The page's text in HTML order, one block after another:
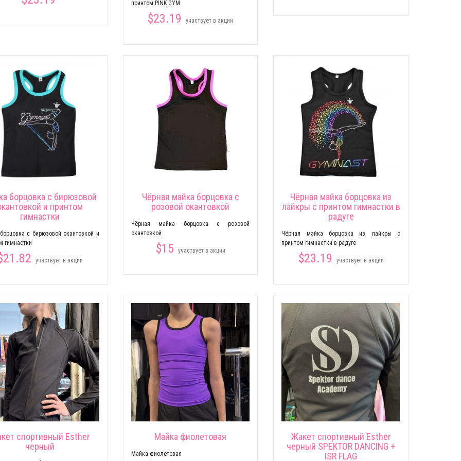
принтом PINK GYM
$23.19 участвует в акции
борцовка с бирюзовой
и принтом
гимнастки
с бирюзовой окантовкой и
гимнастки
участвует в акции
Чёрная майка борцовка с
розовой окантовкой
Чёрная майка борцовка с розовой
окантовкой
$15 участвует в акции
Чёрная майка борцовка из
лайкры c принтом гимнастки в
радуге
Чёрная майка борцовка из лайкры c
принтом гимнастки в радуге
$23.19 участвует в акции
спортивный Esther
черный
Майка фиолетовая
Майка фиолетовая
Жакет спортивный Esther
черный SPEKTOR DANCING +
ISR FLAG